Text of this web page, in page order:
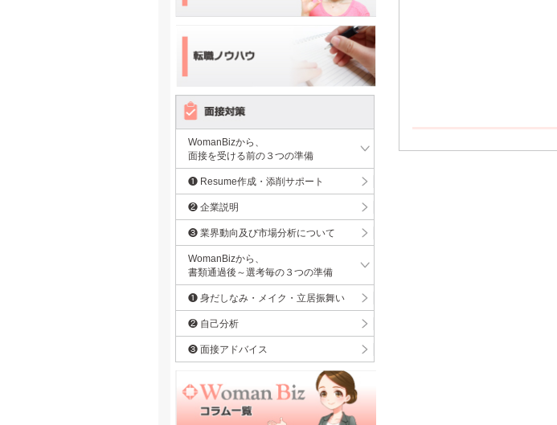
WomanBizから、
面接を受ける前の３つの準備
❶ Resume作成・添削サポート
❷ 企業説明
❸ 業界動向及び市場分析について
WomanBizから、
書類通過後～選考毎の３つの準備
❶ 身だしなみ・メイク・立居振舞い
❷ 自己分析
❸ 面接アドバイス